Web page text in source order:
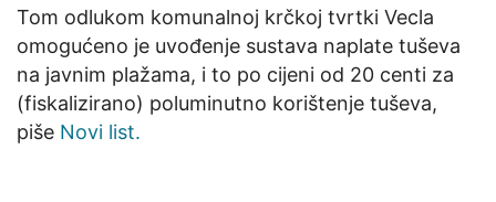
Tom odlukom komunalnoj krčkoj tvrtki Vecla
omogućeno je uvođenje sustava naplate tuševa
na javnim plažama, i to po cijeni od 20 centi za
(fiskalizirano) poluminutno korištenje tuševa,
piše Novi list.